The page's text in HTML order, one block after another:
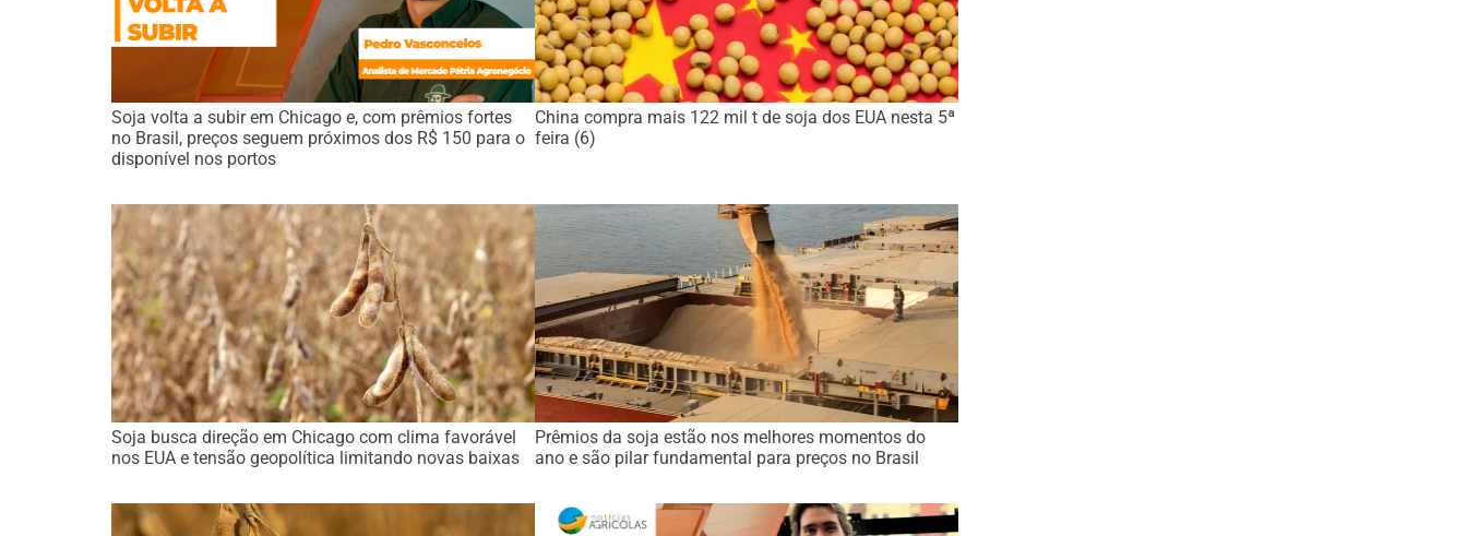
Soja volta a subir em Chicago e, com prêmios fortes
no Brasil, preços seguem próximos dos R$ 150 para o
disponível nos portos
China compra mais 122 mil t de soja dos EUA nesta 5ª
feira (6)
Soja busca direção em Chicago com clima favorável
nos EUA e tensão geopolítica limitando novas baixas
Prêmios da soja estão nos melhores momentos do
ano e são pilar fundamental para preços no Brasil